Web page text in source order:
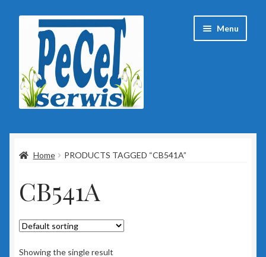
Przejdź
nawigacji
Przejdź
treści
Menu
Baza wiedzy
Client Portal
ESET
Insert
Home PRODUCTS TAGGED “CB541A”
CB541A
Showing the single result